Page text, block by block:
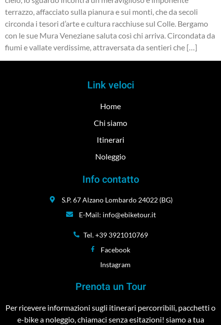
terrazzo, affacciato sulla pianura e sui monti, che da secoli
circonda i tesori d’arte e cultura racchiuse sul Colle. Bergamo
con le sue Mura Veneziane saluta così chi arriva. Circondata da
fiumi e vallate verdissime, attraversata da sentieri che […]
Link veloci
Home
Chi siamo
Itinerari
Noleggio
Info contatto
S.P. 67 Alzano Lombardo 24022 (BG)
E-Mail: info@ebiketour.it
Tel. +39 3921010769
Facebook
Instagram
Prenota un Tour
Per ricevere informazioni sugli itinerari percorribili, pacchetti o
e-bike a noleggio, chiamaci senza esitazioni! siamo a tua